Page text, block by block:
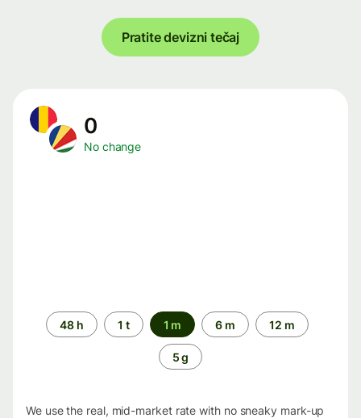
Pratite devizni tečaj
0
No change
Time
period
48 h 1 t 1 m 6 m 12 m
5 g
We use the real, mid-market rate with no sneaky mark-up